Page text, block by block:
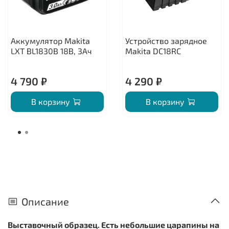
Аккумулятор Makita
LXT BL1830B 18В, 3Ач
4 790 ₽
В корзину
Устройство зарядное
Makita DC18RC
4 290 ₽
В корзину
Описание
Выставочный образец. Есть небольшие царапины на